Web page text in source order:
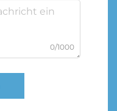
0/1000